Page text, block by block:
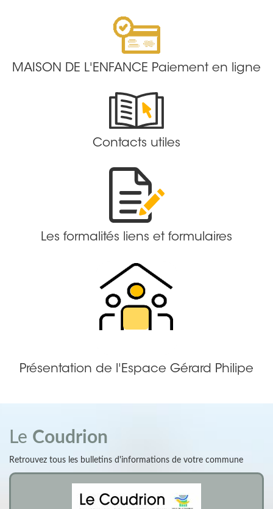
MAISON DE L'ENFANCE Paiement en ligne
Contacts utiles
Les formalités liens et formulaires
Présentation de l'Espace Gérard Philipe
Le Coudrion
Retrouvez tous les bulletins d'informations de votre commune